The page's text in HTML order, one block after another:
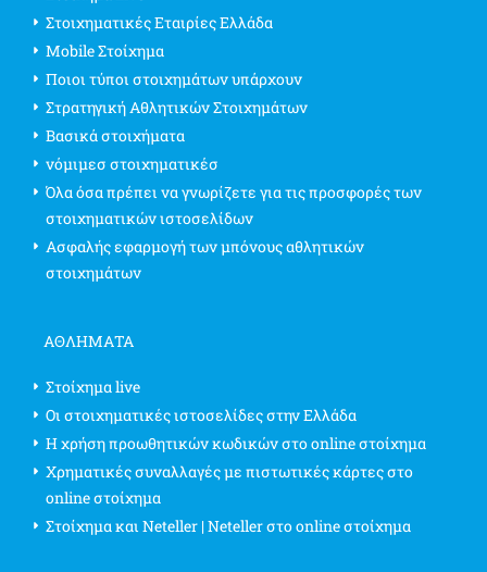
Στοιχηματικές Εταιρίες Ελλάδα
Mobile Στοίχημα
Ποιοι τύποι στοιχημάτων υπάρχουν
Στρατηγική Αθλητικών Στοιχημάτων
Βασικά στοιχήματα
νόμιμεσ στοιχηματικέσ
Όλα όσα πρέπει να γνωρίζετε για τις προσφορές των
στοιχηματικών ιστοσελίδων
Ασφαλής εφαρμογή των μπόνους αθλητικών
στοιχημάτων
ΑΘΛΗΜΑΤΑ
Στοίχημα live
Οι στοιχηματικές ιστοσελίδες στην Ελλάδα
Η χρήση προωθητικών κωδικών στο online στοίχημα
Χρηματικές συναλλαγές με πιστωτικές κάρτες στο
online στοίχημα
Στοίχημα και Neteller | Neteller στο online στοίχημα